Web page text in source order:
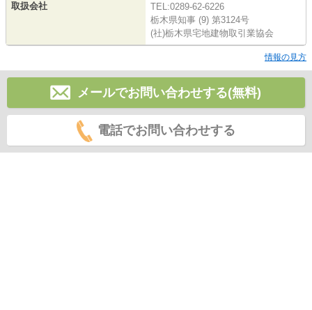
取扱会社
TEL:0289-62-6226
栃木県知事 (9) 第3124号
(社)栃木県宅地建物取引業協会
情報の見方
メールでお問い合わせする(無料)
電話でお問い合わせする